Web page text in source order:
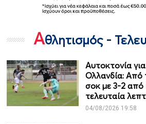
Αθλητισμός -
Αυτοκτονία
Ολλανδία:
σοκ με 3-2
τελευταία
04/08/2026 19:58